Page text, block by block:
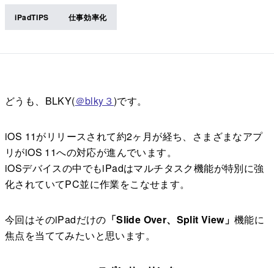
iPadTIPS 仕事効率化
どうも、BLKY(＠blky３)です。
iOS 11がリリースされて約2ヶ月が経ち、さまざまなアプ
リがiOS 11への対応が進んでいます。
iOSデバイスの中でもiPadはマルチタスク機能が特別に強
化されていてPC並に作業をこなせます。
今回はそのiPadだけの 「Slide Over、Split View」機能に
焦点を当ててみたいと思います。